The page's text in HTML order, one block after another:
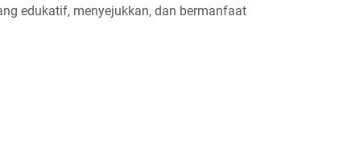
edukatif, menyejukkan, dan bermanfaat